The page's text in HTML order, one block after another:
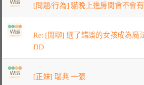
[問題/行為] 貓晚上進房間會不會
Re: [閒聊] 選了錯誤的女孩成為魔
DD
[正妹] 瑞典 一張